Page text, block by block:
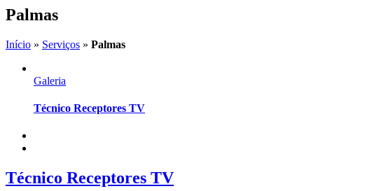
Palmas
Início » Serviços » Palmas
Galeria
Técnico Receptores TV
Técnico Receptores TV